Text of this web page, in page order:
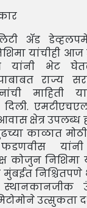
अँड
यांचीही आज
यांनी भेट
राज्य
माहिती
क्षेत्र उपलब्ध
काळात
यांनी
कोजुन निशिमा
स्थानकानजीक
उत्सुकता